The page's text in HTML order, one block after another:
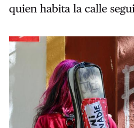
quien habita la calle